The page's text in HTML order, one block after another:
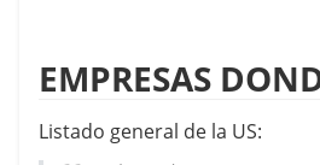
EMPRESAS
Listado general de la US: